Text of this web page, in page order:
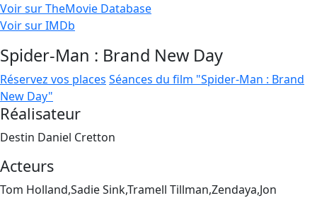
Voir sur TheMovie Database
Voir sur IMDb
Spider-Man : Brand New Day
Réservez vos places Séances du film "Spider-Man : Brand
New Day"
Réalisateur
Destin Daniel Cretton
Acteurs
Tom Holland,Sadie Sink,Tramell Tillman,Zendaya,Jon